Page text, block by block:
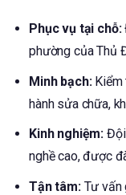
Phục vụ tại chỗ:
phường của Thủ
Minh bạch:Kiểm
hành sửa chữa,
Kinh nghiệm:
nghề cao, được
Tận tâm:Tư vấn